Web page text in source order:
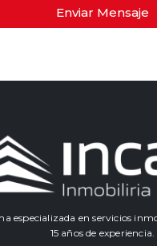
Enviar Mensaje
especializada en servicios
15 años de experiencia.